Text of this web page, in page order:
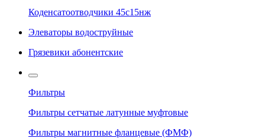
Коденсатоотводчики 45с15нж
Элеваторы водоструйные
Грязевики абонентские
Фильтры
Фильтры сетчатые латунные муфтовые
Фильтры магнитные фланцевые (ФМФ)